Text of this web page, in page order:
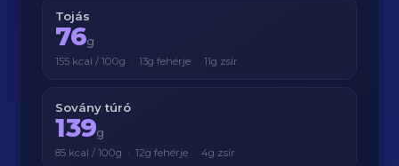
Tojás
76g
155 kcal / 100g · 13g fehérje · 11g zsír
Sovány túró
139g
85 kcal / 100g · 12g fehérje · 4g zsír